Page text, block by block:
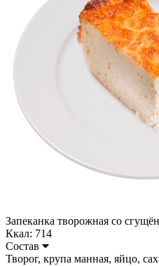
Запеканка творожная со
Ккал: 714
Состав
Творог, крупа манная, яйцо,